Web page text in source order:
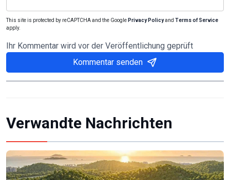
This site is protected by reCAPTCHA and the Google Privacy Policyand Terms of Service
apply.
Ihr Kommentar wird vor der Veröffentlichung geprüft
Kommentar senden
Verwandte Nachrichten